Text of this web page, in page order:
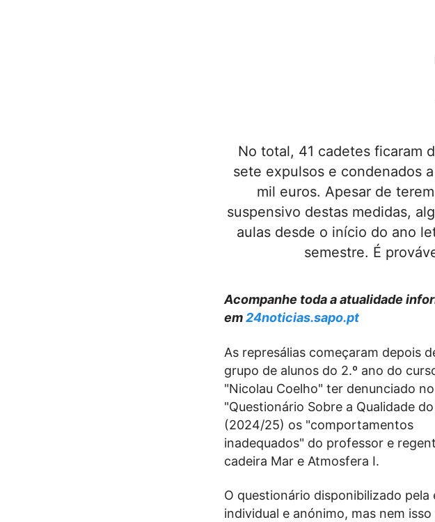
No total, 41 cadetes ficaram
sete expulsos e condenados
mil euros. Apesar de
suspensivo destas medidas,
aulas desde o início do ano
semestre. É
Acompanhe toda a atualidade
em24noticias.sapo.pt
As represálias começaram depois
grupo de alunos do 2.º ano do
"Nicolau Coelho" ter denunciado no
"Questionário Sobre a Qualidade
(2024/25) os "comportamentos
inadequados" do professor e
cadeira Mar e Atmosfera I.
O questionário disponibilizado pela
individual e anónimo, mas nem